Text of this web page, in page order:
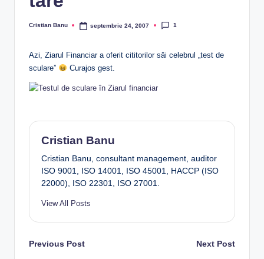
Posted
Cristian Banu septembrie 24, 2007 1
Azi, Ziarul Financiar a oferit cititorilor săi celebrul „test de
sculare”
Curajos gest.
Cristian Banu
Cristian Banu, consultant management, auditor
ISO 9001, ISO 14001, ISO 45001, HACCP (ISO
22000), ISO 22301, ISO 27001.
View All Posts
Post
Previous Post Next Post